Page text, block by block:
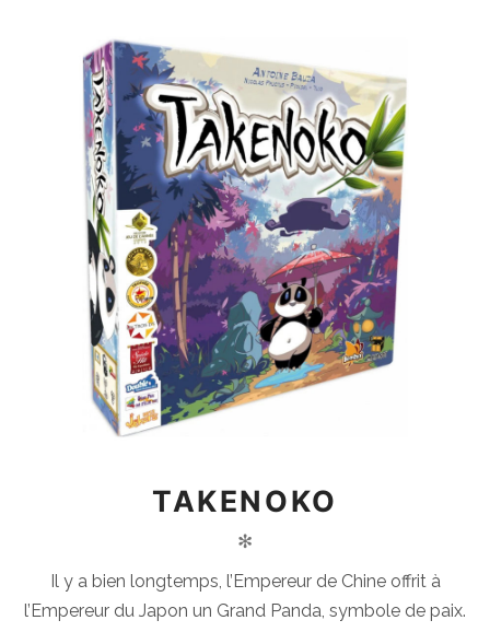
TAKENOKO
✻
Il y a bien longtemps, l’Empereur de Chine offrit à
l’Empereur du Japon un Grand Panda, symbole de paix.